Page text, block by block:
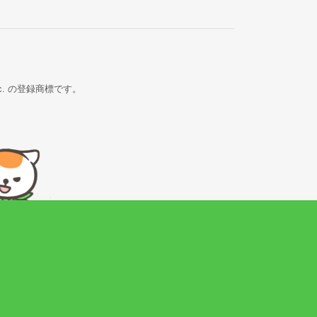
登録商標です。